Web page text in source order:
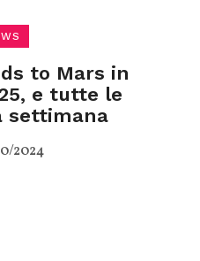
to Mars in
e tutte le
settimana
2024